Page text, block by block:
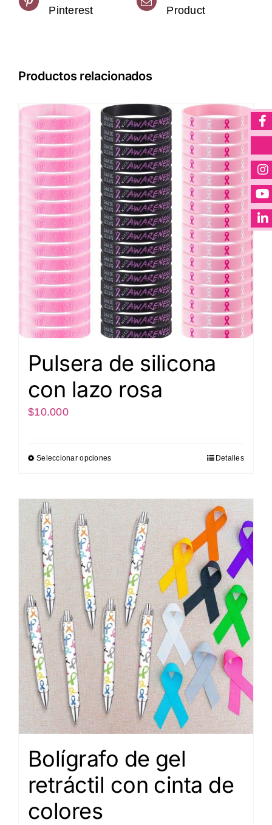
Pinterest Product
Productos relacionados
Pulsera de silicona
con lazo rosa
$10.000
Seleccionar opciones Detalles
Bolígrafo de gel
retráctil con cinta de
colores